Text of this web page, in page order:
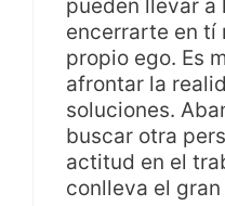
pueden llevar a
encerrarte en tí
propio ego. Es
afrontar la
soluciones.
buscar otra
actitud en el
conlleva el